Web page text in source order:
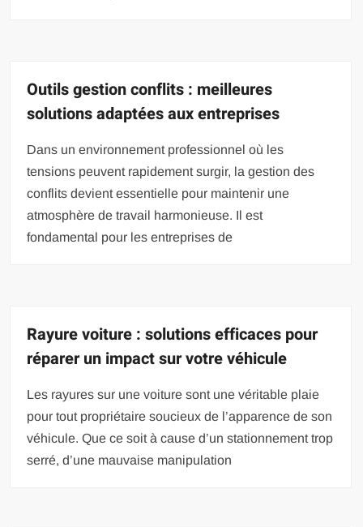
Outils gestion conflits : meilleures
solutions adaptées aux entreprises
Dans un environnement professionnel où les
tensions peuvent rapidement surgir, la gestion des
conflits devient essentielle pour maintenir une
atmosphère de travail harmonieuse. Il est
fondamental pour les entreprises de
Rayure voiture : solutions efficaces pour
réparer un impact sur votre véhicule
Les rayures sur une voiture sont une véritable plaie
pour tout propriétaire soucieux de l’apparence de son
véhicule. Que ce soit à cause d’un stationnement trop
serré, d’une mauvaise manipulation